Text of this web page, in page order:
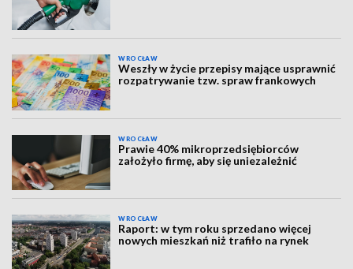
WROCŁAW
Weszły w życie przepisy mające usprawnić
rozpatrywanie tzw. spraw frankowych
WROCŁAW
Prawie 40% mikroprzedsiębiorców
założyło firmę, aby się uniezależnić
WROCŁAW
Raport: w tym roku sprzedano więcej
nowych mieszkań niż trafiło na rynek